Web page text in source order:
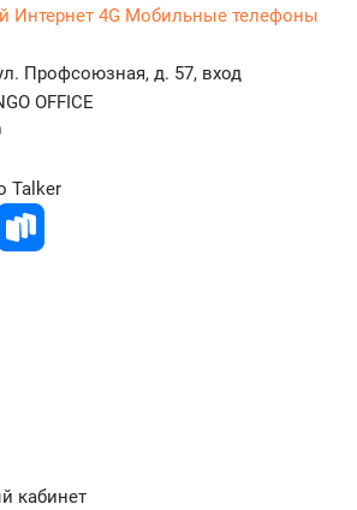
Интернет 4G Мобильные телефоны
Профсоюзная, д. 57, вход
OFFICE
Talker
кабинет